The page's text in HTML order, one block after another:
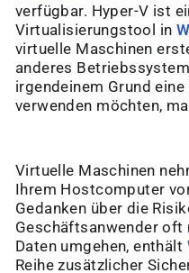
verfügbar. Hyper-V ist
Virtualisierungstool in
virtuelle Maschinen
anderes
irgendeinem Grund
verwenden möchten,
Virtuelle Maschinen
Ihrem Hostcomputer
Gedanken über die
Geschäftsanwender
Daten umgehen, enthält
Reihe zusätzlicher